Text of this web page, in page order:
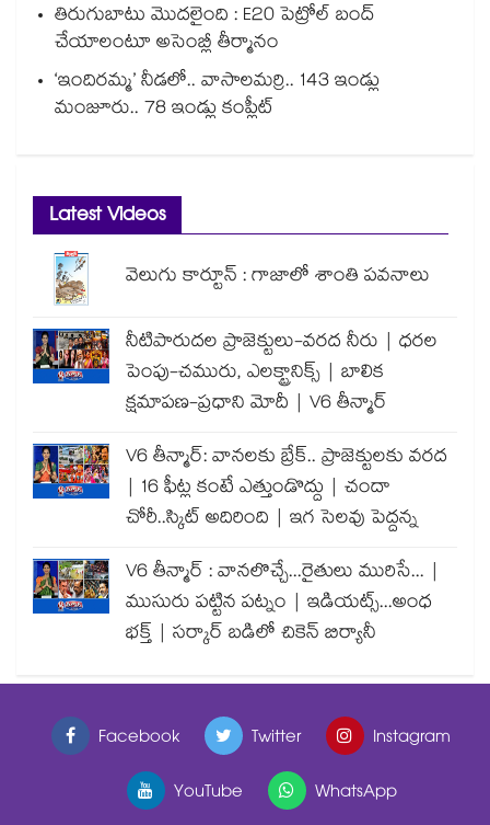
తిరుగుబాటు మొదలైంది : E20 పెట్రోల్ బంద్
చేయాలంటూ అసెంబ్లీ తీర్మానం
‘ఇందిరమ్మ’ నీడలో.. వాసాలమర్రి.. 143 ఇండ్లు
మంజూరు.. 78 ఇండ్లు కంప్లీట్
Latest Videos
వెలుగు కార్టూన్ : గాజాలో శాంతి పవనాలు
నీటిపారుదల ప్రాజెక్టులు-వరద నీరు | ధరల
పెంపు-చమురు, ఎలక్ట్రానిక్స్ | బాలిక
క్షమాపణ-ప్రధాని మోదీ | V6 తీన్మార్
V6 తీన్మార్: వానలకు బ్రేక్.. ప్రాజెక్టులకు వరద
| 16 ఫీట్ల కంటే ఎత్తుండొద్దు | చందా
చోరీ..స్కిట్ అదిరింది | ఇగ సెలవు పెద్దన్న
V6 తీన్మార్ : వానలొచ్చే...రైతులు మురిసే... |
ముసురు పట్టిన పట్నం | ఇడియట్స్...అంధ
భక్త్ | సర్కార్ బడిలో చికెన్ బిర్యానీ
Facebook Twitter
Instagram
YouTube
WhatsApp